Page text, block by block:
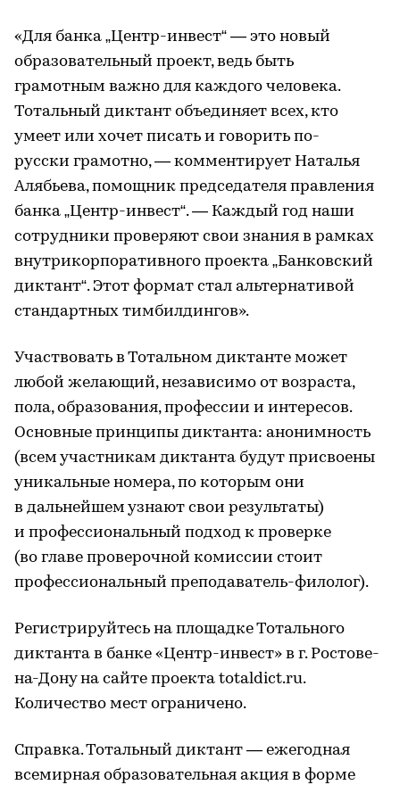
«Для банка „Центр-инвест“ — это новый
образовательный проект, ведь быть
грамотным важно для каждого человека.
Тотальный диктант объединяет всех, кто
умеет или хочет писать и говорить по-
русски грамотно, — комментирует Наталья
Алябьева, помощник председателя правления
банка „Центр-инвест“. — Каждый год наши
сотрудники проверяют свои знания в рамках
внутрикорпоративного проекта „Банковский
диктант“. Этот формат стал альтернативой
стандартных тимбилдингов».
Участвовать в Тотальном диктанте может
любой желающий, независимо от возраста,
пола, образования, профессии и интересов.
Основные принципы диктанта: анонимность
(всем участникам диктанта будут присвоены
уникальные номера, по которым они
в дальнейшем узнают свои результаты)
и профессиональный подход к проверке
(во главе проверочной комиссии стоит
профессиональный преподаватель-филолог).
Регистрируйтесь на площадке Тотального
диктанта в банке «Центр-инвест» в г. Ростове-
на-Дону на сайте проекта totaldict.ru.
Количество мест ограничено.
Справка. Тотальный диктант — ежегодная
всемирная образовательная акция в форме